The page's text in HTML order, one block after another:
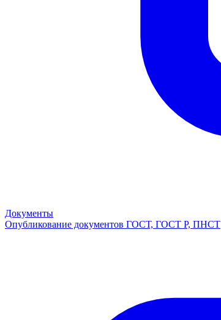
Документы
Опубликование документов ГОСТ, ГОСТ Р, ПНСТ